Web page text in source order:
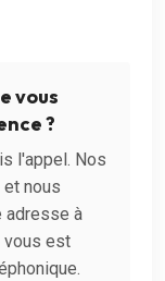
vous
?
l'appel. Nos
nous
adresse à
vous est